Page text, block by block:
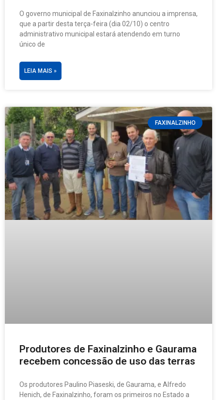
O governo municipal de Faxinalzinho anunciou a imprensa,
que a partir desta terça-feira (dia 02/10) o centro
administrativo municipal estará atendendo em turno
único de
LEIA MAIS »
FAXINALZINHO
Produtores de Faxinalzinho e Gaurama
recebem concessão de uso das terras
Os produtores Paulino Piaseski, de Gaurama, e Alfredo
Henich, de Faxinalzinho, foram os primeiros no Estado a